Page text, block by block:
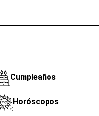
Cumpleaños
Horóscopos